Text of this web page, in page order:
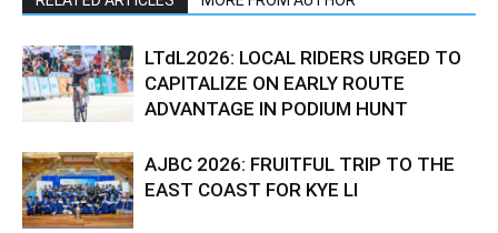
LTdL2026: LOCAL RIDERS URGED TO
CAPITALIZE ON EARLY ROUTE
ADVANTAGE IN PODIUM HUNT
AJBC 2026: FRUITFUL TRIP TO THE
EAST COAST FOR KYE LI